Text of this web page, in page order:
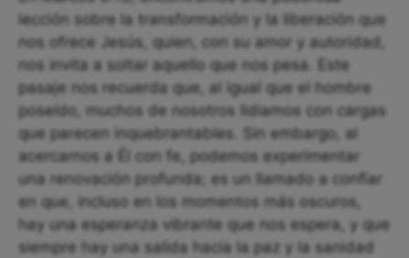
lección sobre la transformación y la liberación que
nos ofrece Jesús, quien, con su amor y autoridad,
nos invita a soltar aquello que nos pesa. Este
pasaje nos recuerda que, al igual que el hombre
poseído, muchos de nosotros lidiamos con cargas
que parecen inquebrantables. Sin embargo, al
acercarnos a Él con fe, podemos experimentar
una renovación profunda; es un llamado a confiar
en que, incluso en los momentos más oscuros,
hay una esperanza vibrante que nos espera, y que
siempre hay una salida hacia la paz y la sanidad